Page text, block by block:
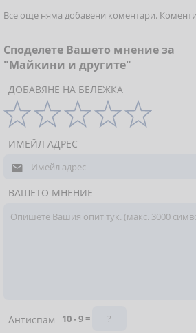
Все още няма добавени коментари.
Споделете Вашето мнение за
"Майкини и другите"
ДОБАВЯНЕ НА БЕЛЕЖКА
ИМЕЙЛ АДРЕС

ВАШЕТО МНЕНИЕ
Антиспам
10 - 9 =